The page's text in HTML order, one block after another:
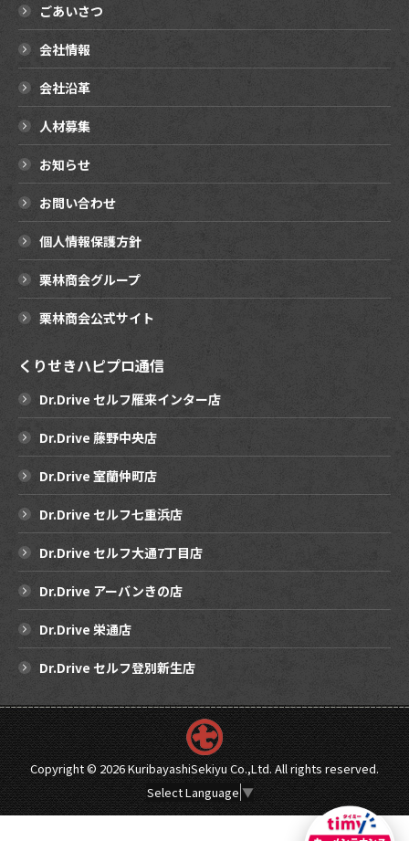
ごあいさつ
会社情報
会社沿革
人材募集
お知らせ
お問い合わせ
個人情報保護方針
栗林商会グループ
栗林商会公式サイト
くりせきハピプロ通信
Dr.Drive セルフ雁来インター店
Dr.Drive 藤野中央店
Dr.Drive 室蘭仲町店
Dr.Drive セルフ七重浜店
Dr.Drive セルフ大通7丁目店
Dr.Drive アーバンきの店
Dr.Drive 栄通店
Dr.Drive セルフ登別新生店
Copyright ©2026 KuribayashiSekiyu Co.,Ltd. All rights reserved.
Select Language ▼